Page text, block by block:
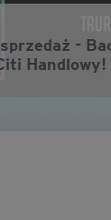
-
Handlowy!